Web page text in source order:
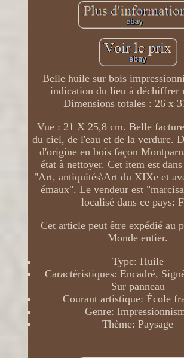
Belle huile sur bois
indication du lieu à déchiffrer
Dimensions totales : 26 x
Vue : 21 X 25,8 cm. Belle
du ciel, de l'eau et de la verdure.
d'origine en bois façon
état à nettoyer. Cet item est
"Art, antiquités\Art du XIXe et
émaux". Le vendeur est
localisé dans ce pays:
Cet article peut être expédié au
Monde entier.
Type: Huile
Caractéristiques: Encadré,
Sur panneau
Courant artistique: École
Genre:
Thème: Paysage